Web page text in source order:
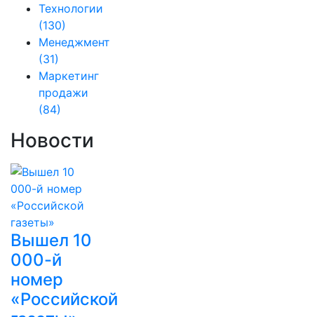
Технологии
(130)
Менеджмент
(31)
Маркетинг
продажи
(84)
Новости
Вышел 10
000-й
номер
«Российской